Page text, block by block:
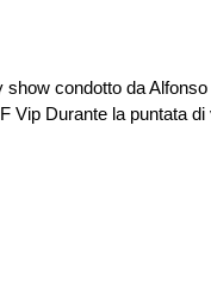
show condotto da
Vip Durante la puntata